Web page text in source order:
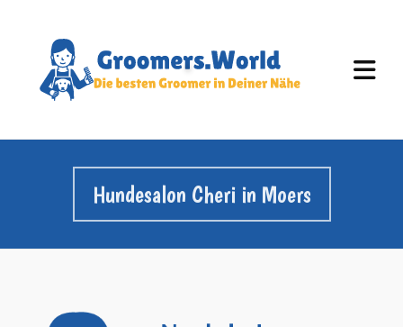
Hundesalon Cheri in Moers